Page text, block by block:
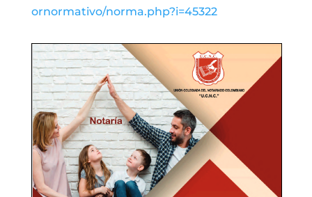
ornormativo/norma.php?i=45322